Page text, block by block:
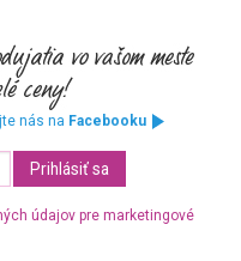
nás na Facebooku
údajov pre marketingové